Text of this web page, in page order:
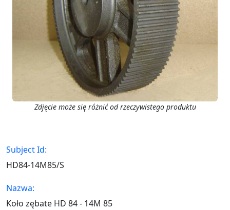
Zdjęcie może się różnić od rzeczywistego produktu
Subject Id:
HD84-14M85/S
Nazwa:
Koło zębate HD 84 - 14M 85